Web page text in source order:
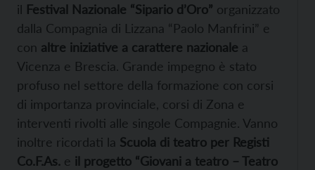
il Festival Nazionale “Sipario d’Oro” organizzato
dalla Compagnia di Lizzana “Paolo Manfrini” e
con altre iniziative a carattere nazionale a
Vicenza e Brescia. Grande impegno è stato
profuso nel settore della formazione con corsi
di importanza provinciale, corsi di Zona e
interventi rivolti alle singole Compagnie. Vanno
inoltre ricordati la Scuola di teatro per Registi
Co.F.As. e il progetto “Giovani a teatro – Teatro